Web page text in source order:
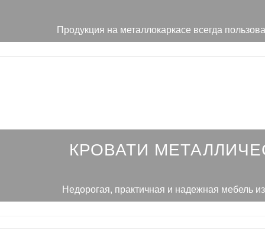
Продукция на металлокаркасе всегда
КРОВАТИ
Недорогая, практичная и надежная мебель